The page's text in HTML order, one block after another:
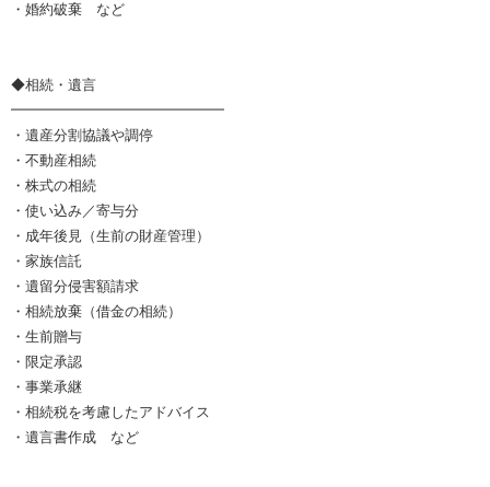
・婚約破棄 など
◆相続・遺言
━━━━━━━━━━━━━━━
・遺産分割協議や調停
・不動産相続
・株式の相続
・使い込み／寄与分
・成年後見（生前の財産管理）
・家族信託
・遺留分侵害額請求
・相続放棄（借金の相続）
・生前贈与
・限定承認
・事業承継
・相続税を考慮したアドバイス
・遺言書作成 など